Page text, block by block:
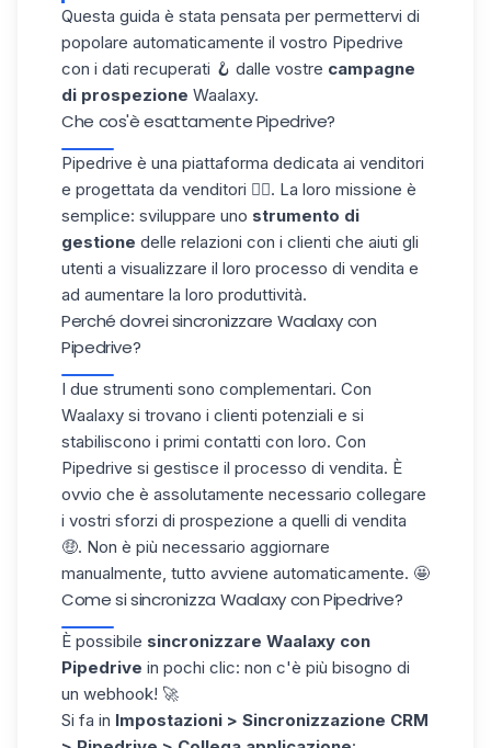
Questa guida è stata pensata per permettervi di
popolare automaticamente il vostro Pipedrive
con i dati recuperati 🪝 dalle vostre campagne
di prospezione Waalaxy.
Che cos'è esattamente Pipedrive?
Pipedrive è una piattaforma dedicata ai venditori
e progettata da venditori ❤️‍🔥. La loro missione è
semplice: sviluppare uno strumento di
gestione delle relazioni con i clienti che aiuti gli
utenti a visualizzare il loro processo di vendita e
ad aumentare la loro produttività.
Perché dovrei sincronizzare Waalaxy con
Pipedrive?
I due strumenti sono complementari. Con
Waalaxy si trovano i clienti potenziali e si
stabiliscono i primi contatti con loro. Con
Pipedrive si gestisce il processo di vendita. È
ovvio che è assolutamente necessario collegare
i vostri sforzi di prospezione a quelli di vendita
🤑. Non è più necessario aggiornare
manualmente, tutto avviene automaticamente. 🤩
Come si sincronizza Waalaxy con Pipedrive?
È possibile sincronizzare Waalaxy con
Pipedrive in pochi clic: non c'è più bisogno di
un webhook! 🚀
Si fa in Impostazioni > Sincronizzazione CRM